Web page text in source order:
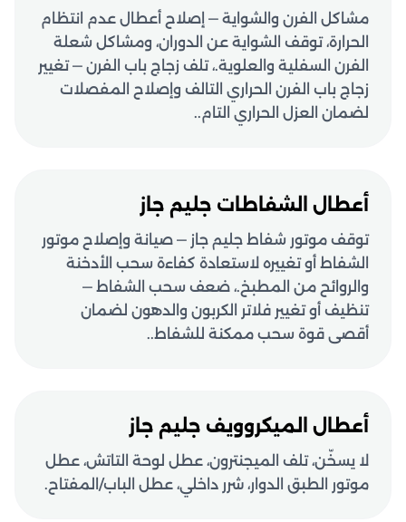
مشاكل الفرن والشواية — إصلاح أعطال عدم انتظام
الحرارة، توقف الشواية عن الدوران، ومشاكل شعلة
الفرن السفلية والعلوية.، تلف زجاج باب الفرن — تغيير
زجاج باب الفرن الحراري التالف وإصلاح المفصلات
لضمان العزل الحراري التام..
أعطال الشفاطات جليم جاز
توقف موتور شفاط جليم جاز — صيانة وإصلاح موتور
الشفاط أو تغييره لاستعادة كفاءة سحب الأدخنة
والروائح من المطبخ.، ضعف سحب الشفاط —
تنظيف أو تغيير فلاتر الكربون والدهون لضمان
أقصى قوة سحب ممكنة للشفاط..
أعطال الميكروويف جليم جاز
لا يسخّن، تلف الميجنترون، عطل لوحة التاتش، عطل
موتور الطبق الدوار، شرر داخلي، عطل الباب/المفتاح.